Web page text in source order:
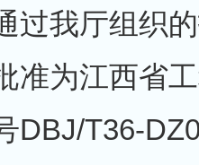
过我厅组织
准为江西省
DBJ/T36-